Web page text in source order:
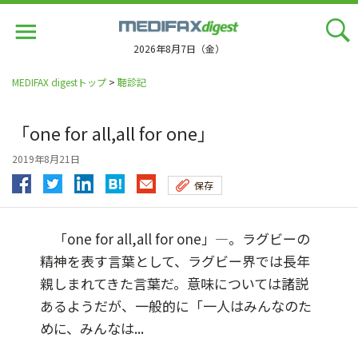
2026年8月7日（金）
MEDIFAX digestトップ > 聴診記
「one for all,all for one」
2019年8月21日
保存
「one for all,all for one」―。ラグビーの
精神を表す言葉として、ラグビー界では長年
親しまれてきた言葉だ。意味については諸説
あるようだが、一般的に「一人はみんなのた
めに、みんなは...